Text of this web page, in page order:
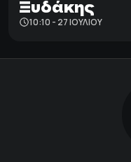
Ξυδάκης
10:10 - 27 ΙΟΥΛΊΟΥ